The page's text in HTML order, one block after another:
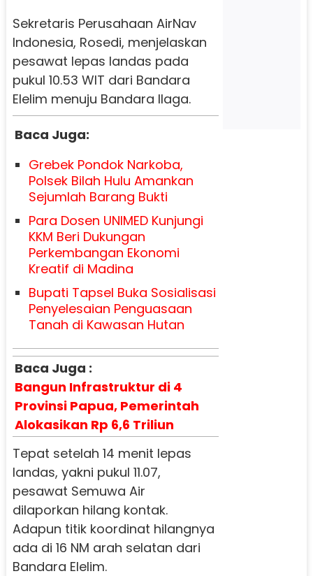
Sekretaris Perusahaan AirNav
Indonesia, Rosedi, menjelaskan
pesawat lepas landas pada
pukul 10.53 WIT dari Bandara
Elelim menuju Bandara Ilaga.
Baca Juga:
Grebek Pondok Narkoba,
Polsek Bilah Hulu Amankan
Sejumlah Barang Bukti
Para Dosen UNIMED Kunjungi
KKM Beri Dukungan
Perkembangan Ekonomi
Kreatif di Madina
Bupati Tapsel Buka Sosialisasi
Penyelesaian Penguasaan
Tanah di Kawasan Hutan
Baca Juga :
Bangun Infrastruktur di 4
Provinsi Papua, Pemerintah
Alokasikan Rp 6,6 Triliun
Tepat setelah 14 menit lepas
landas, yakni pukul 11.07,
pesawat Semuwa Air
dilaporkan hilang kontak.
Adapun titik koordinat hilangnya
ada di 16 NM arah selatan dari
Bandara Elelim.